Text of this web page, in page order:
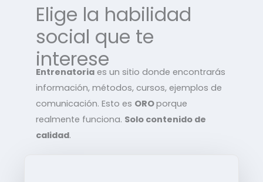
Elige la habilidad
social que te
interese
Entrenatoria es un sitio donde encontrarás
información, métodos, cursos, ejemplos de
comunicación. Esto es OROporque
realmente funciona. Solo contenido de
calidad.